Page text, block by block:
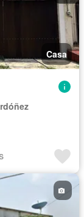
Casa